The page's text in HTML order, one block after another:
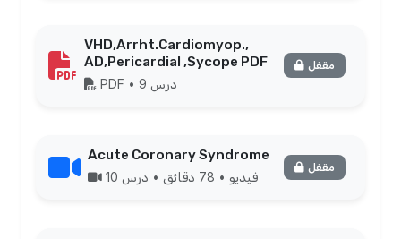
VHD,Arrht.Cardiomyop.,
AD,Pericardial ,Sycope PDF
PDF • درس 9
مقفل
Acute Coronary Syndrome
فيديو • 78 دقائق • درس 10
مقفل